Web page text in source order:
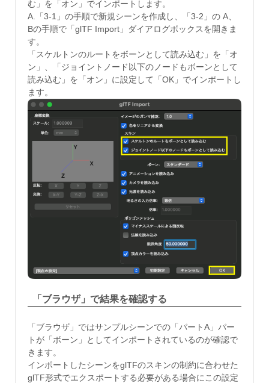
む」を「オン」でインポートします。
A.「3-1」の手順で新規シーンを作成し、「3-2」の A、
Bの手順で「glTF Import」ダイアログボックスを開きま
す。
「スケルトンのルートをボーンとして読み込む」を「オ
ン」、「ジョイントノード以下のノードもボーンとして
読み込む」を「オン」に設定して「OK」でインポートし
ます。
「ブラウザ」で結果を確認する
「ブラウザ」ではサンプルシーンでの「パートA」パー
トが「ボーン」としてインポートされているのが確認で
きます。
インポートしたシーンをglTFのスキンの制約に合わせた
glTF形式でエクスポートする必要がある場合にこの設定